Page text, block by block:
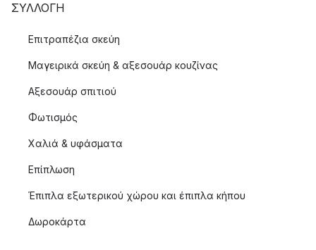
ΣΥΛΛΟΓΉ
Επιτραπέζια σκεύη
Μαγειρικά σκεύη & αξεσουάρ κουζίνας
Αξεσουάρ σπιτιού
Φωτισμός
Χαλιά & υφάσματα
Επίπλωση
Έπιπλα εξωτερικού χώρου και έπιπλα κήπου
Δωροκάρτα